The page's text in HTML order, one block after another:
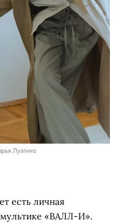
Лузгина
есть личная
«ВАЛЛ-И».